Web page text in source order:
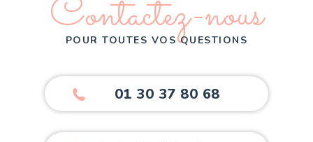
Contactez-nous
POUR TOUTES VOS QUESTIONS
01 30 37 80 68